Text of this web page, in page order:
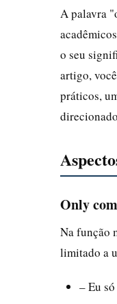
A palavra
o seu
artigo,
práticos,
Only
Na função
limitado a
– Eu